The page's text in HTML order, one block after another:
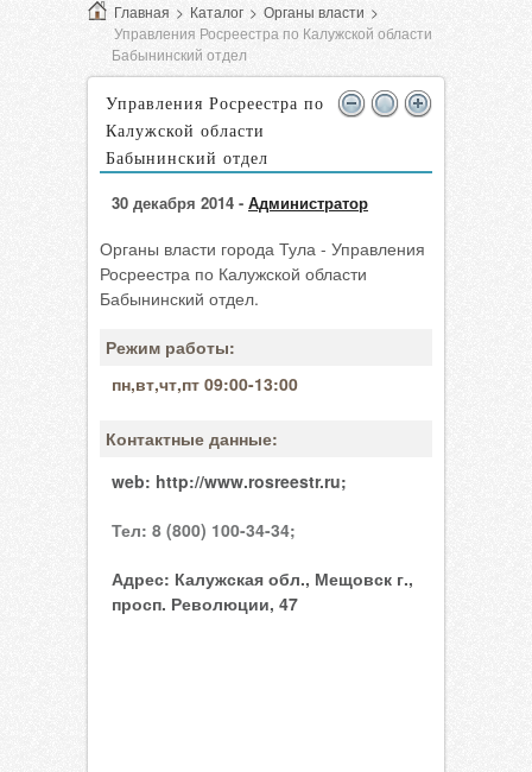
Главная > Каталог > Органы власти >
Управления Росреестра по Калужской области
Бабынинский отдел
Управления Росреестра по
Калужской области
Бабынинский отдел
30 декабря 2014 - Администратор
Органы власти города Тула - Управления
Росреестра по Калужской области
Бабынинский отдел.
Режим работы:
пн,вт,чт,пт 09:00-13:00
Контактные данные:
web: http://www.rosreestr.ru;
Тел: 8 (800) 100-34-34;
Адрес: Калужская обл., Мещовск г.,
просп. Революции, 47